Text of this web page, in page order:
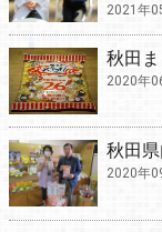
2021年
秋田
2020年
秋田
2020年